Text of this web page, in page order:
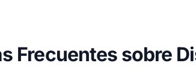
Frecuentes sobre